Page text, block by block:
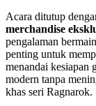
Acara ditutup
merchandise
pengalaman
penting untuk
menandai kesiapan
modern tanpa
khas seri Ragnarok.